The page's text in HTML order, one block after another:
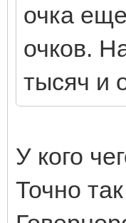
очка
очков.
тысяч и
У кого
Точно